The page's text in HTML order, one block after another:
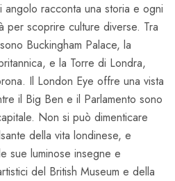
racconta una storia e ogni
per scoprire culture diverse. Tra
Buckingham Palace, la
e la Torre di Londra,
Il London Eye offre una vista
il Big Ben e il Parlamento sono
Non si può dimenticare
della vita londinese, e
sue luminose insegne e
del British Museum e della